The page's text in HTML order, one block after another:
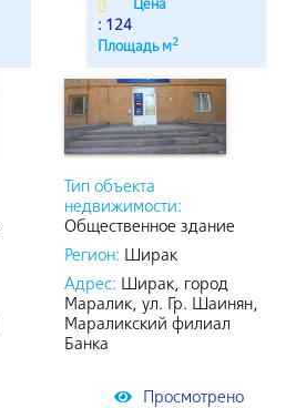
Цена
Площадь м2
: 124
Тип объекта
недвижимости:
Общественное здание
Регион: Ширак
Адрес: Ширак, город
Маралик, ул. Гр. Шаинян,
Мараликский филиал
Банка
Просмотрено